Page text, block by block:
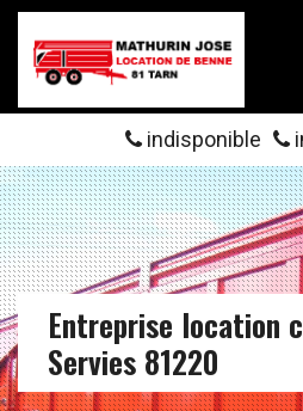
indisponible
Entreprise location
Servies 81220